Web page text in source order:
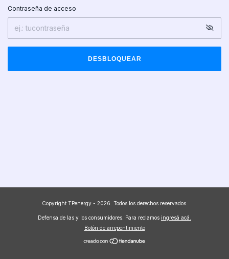
Contraseña de acceso
DESBLOQUEAR
Copyright TPenergy - 2026. Todos los derechos reservados.
Defensa de las y los consumidores. Para reclamos ingresá acá.
Botón de arrepentimiento